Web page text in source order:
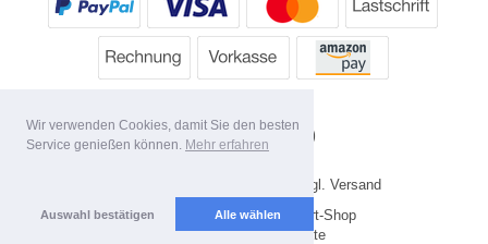
Wir verwenden Cookies, damit Sie den besten
Service genießen können. Mehr erfahren
Auswahl bestätigen Alle wählen
* Alle Preise inkl. MwSt. evtl. zzgl. Versand
Copyright 2026 by HP's Sport-Shop
Mobile Shop by Shopgate